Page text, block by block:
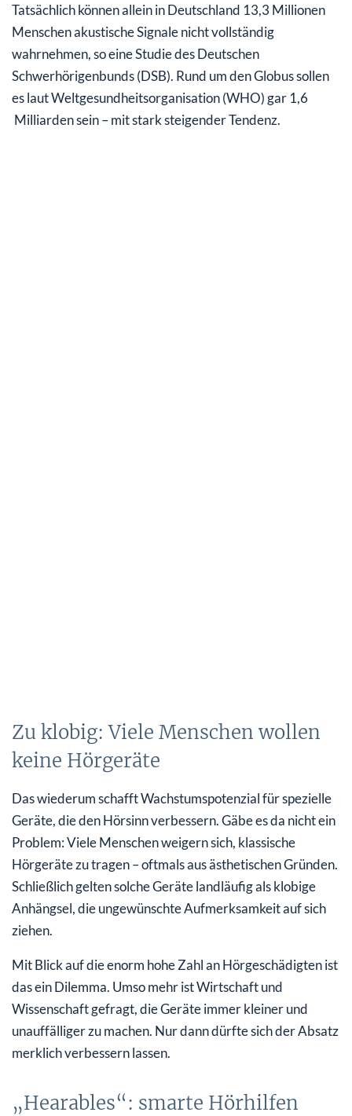
Tatsächlich können allein in Deutschland 13,3 Millionen
Menschen akustische Signale nicht vollständig
wahrnehmen, so eine Studie des Deutschen
Schwerhörigenbunds (DSB). Rund um den Globus sollen
es laut Weltgesundheitsorganisation (WHO) gar 1,6
Milliarden sein – mit stark steigender Tendenz.
Zu klobig: Viele Menschen wollen
keine Hörgeräte
Das wiederum schafft Wachstumspotenzial für spezielle
Geräte, die den Hörsinn verbessern. Gäbe es da nicht ein
Problem: Viele Menschen weigern sich, klassische
Hörgeräte zu tragen – oftmals aus ästhetischen Gründen.
Schließlich gelten solche Geräte landläufig als klobige
Anhängsel, die ungewünschte Aufmerksamkeit auf sich
ziehen.
Mit Blick auf die enorm hohe Zahl an Hörgeschädigten ist
das ein Dilemma. Umso mehr ist Wirtschaft und
Wissenschaft gefragt, die Geräte immer kleiner und
unauffälliger zu machen. Nur dann dürfte sich der Absatz
merklich verbessern lassen.
„Hearables“: smarte Hörhilfen